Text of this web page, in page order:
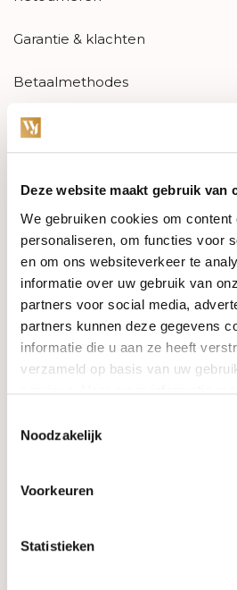
Deze website maakt gebruik van
We gebruiken cookies om content
personaliseren, om functies voor
en om ons websiteverkeer te
informatie over uw gebruik van
partners voor social media,
partners kunnen deze gegevens
informatie die u aan ze heeft
verzameld op basis van uw
Noodzakelijk
Voorkeuren
Statistieken
Garantie & klachten
Betaalmethodes
Sitemap
Categorieën
Horloges
Juwelen
Trouwringen
PRE-OWNED
Informatie